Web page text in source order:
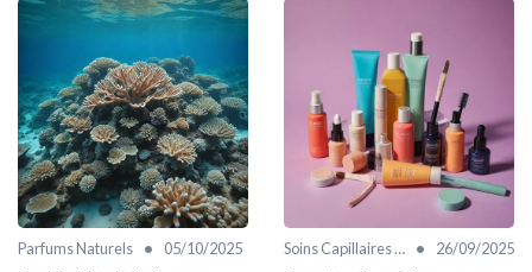
Parfums Naturels • 05/10/2025 Soins Capillaires Bio • 26/09/2025